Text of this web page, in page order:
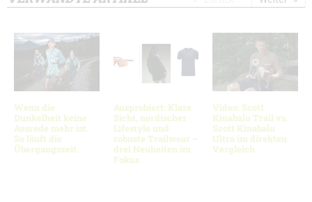
Wenn die
Dunkelheit keine
Ausrede mehr ist.
So läuft die
Übergangszeit.
Ausprobiert: Klare
Sicht, nordischer
Lifestyle und
robuste Trailwear –
drei Neuheiten im
Fokus
Video: Scott
Kinabalu Trail vs.
Scott Kinabalu
Ultra im direkten
Vergleich